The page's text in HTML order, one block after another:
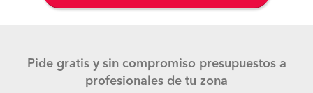
Pide gratis y sin compromiso presupuestos a
profesionales de tu zona